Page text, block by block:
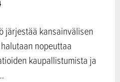
järjestää kansainvälisen
nopeuttaa
kaupallistumista ja